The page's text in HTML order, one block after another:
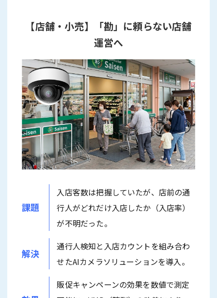
【店舗・小売】「勘」に頼らない店舗
運営へ
課題
入店客数は把握していたが、店前の通
行人がどれだけ入店したか（入店率）
が不明だった。
解決
通行人検知と入店カウントを組み合わ
せたAIカメラソリューションを導入。
販促キャンペーンの効果を数値で測定